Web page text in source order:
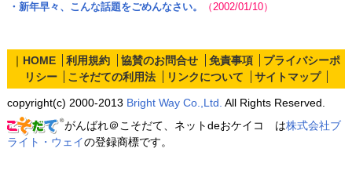
・新年早々、こんな話題をごめんなさい。 （2002/01/10）
｜ HOME 利用規約 協賛のお問合せ 免責事項
プライバシーポ
リシー
こそだての利用法 リンクについて サイトマップ
copyright(c) 2000-2013 Bright Way Co.,Ltd. All Rights Reserved.
がんばれ＠こそだて、ネットdeおケイコ は株式会社ブ
ライト・ウェイの登録商標です。